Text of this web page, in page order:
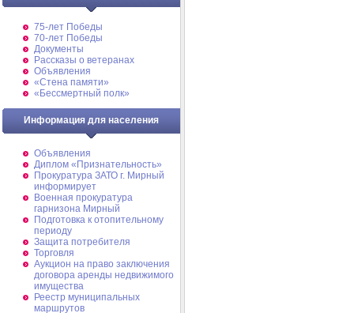
75-лет Победы
70-лет Победы
Документы
Рассказы о ветеранах
Объявления
«Стена памяти»
«Бессмертный полк»
Информация для населения
Объявления
Диплом «Признательность»
Прокуратура ЗАТО г. Мирный
информирует
Военная прокуратура
гарнизона Мирный
Подготовка к отопительному
периоду
Защита потребителя
Торговля
Аукцион на право заключения
договора аренды недвижимого
имущества
Реестр муниципальных
маршрутов